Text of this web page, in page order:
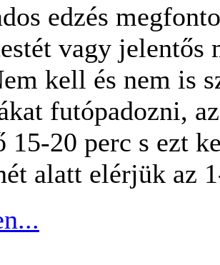
edzés
vagy jelentős
kell és nem is
futópadozni,
15-20 perc s ezt
alatt elérjük az